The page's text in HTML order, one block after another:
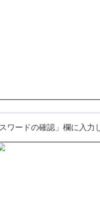
ワードの確認」欄に入力